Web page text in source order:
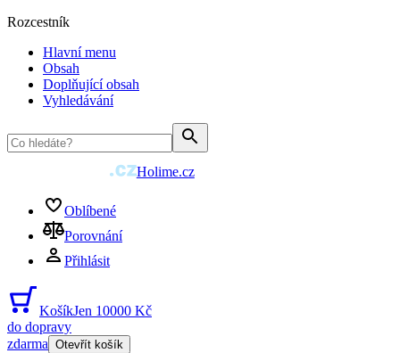
Rozcestník
Hlavní menu
Obsah
Doplňující obsah
Vyhledávání
Holime.cz
Oblíbené
Porovnání
Přihlásit
KošíkJen 10000 Kč
do dopravy
zdarma Otevřít košík